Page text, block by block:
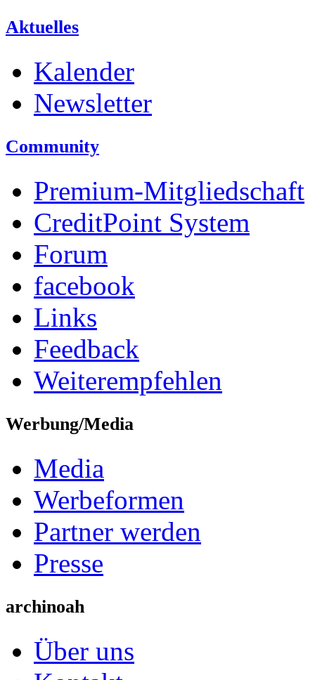
Aktuelles
Kalender
Newsletter
Community
Premium-Mitgliedschaft
CreditPoint System
Forum
facebook
Links
Feedback
Weiterempfehlen
Werbung/Media
Media
Werbeformen
Partner werden
Presse
archinoah
Über uns